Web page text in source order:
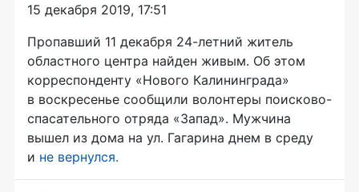
15 декабря 2019, 17:51
Пропавший 11 декабря 24-летний житель
областного центра найден живым. Об этом
корреспонденту «Нового Калининграда»
в воскресенье сообщили волонтеры поисково-
спасательного отряда «Запад». Мужчина
вышел из дома на ул. Гагарина днем в среду
и не вернулся.